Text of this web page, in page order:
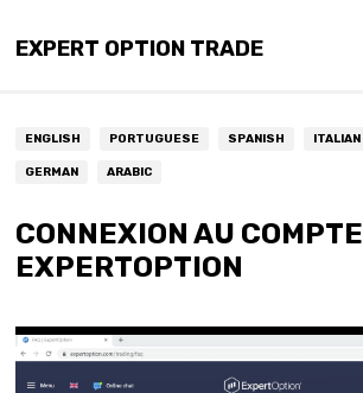
EXPERT OPTION TRADE
ENGLISH PORTUGUESE SPANISH ITALIAN
GERMAN ARABIC
CONNEXION AU COMPTE
EXPERTOPTION